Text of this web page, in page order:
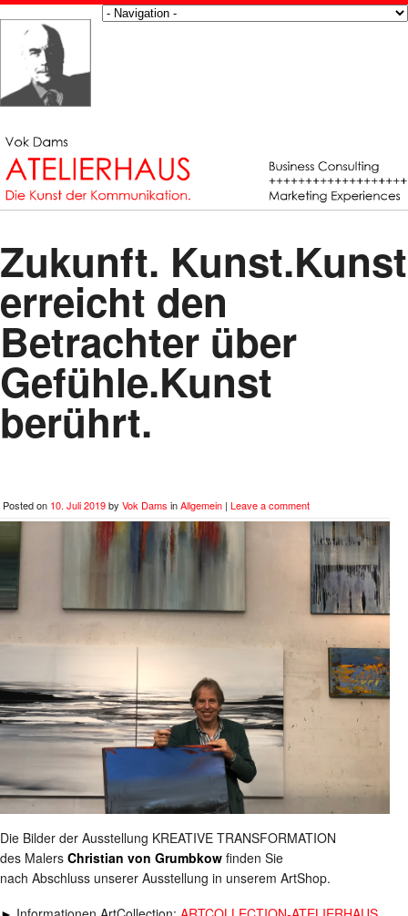
Zukunft. Kunst.Kunst
erreicht den
Betrachter über
Gefühle.Kunst
berührt.
Posted on 10. Juli 2019by Vok Dams inAllgemein | Leave a comment
Die Bilder der Ausstellung KREATIVE TRANSFORMATION
des Malers Christian von Grumbkow finden Sie
nach Abschluss unserer Ausstellung in unserem ArtShop.